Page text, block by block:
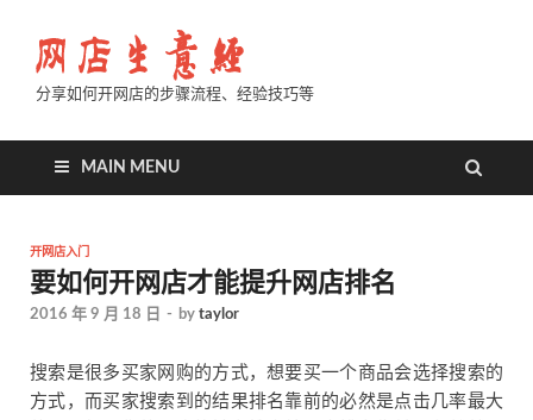
分享如何开网店的步骤流程、经验技巧等
MAIN MENU
开网店入门
要如何开网店才能提升网店排名
2016 年 9 月 18 日 - by taylor
搜索是很多买家网购的方式，想要买一个商品会选择搜索的
方式，而买家搜索到的结果排名靠前的必然是点击几率最大